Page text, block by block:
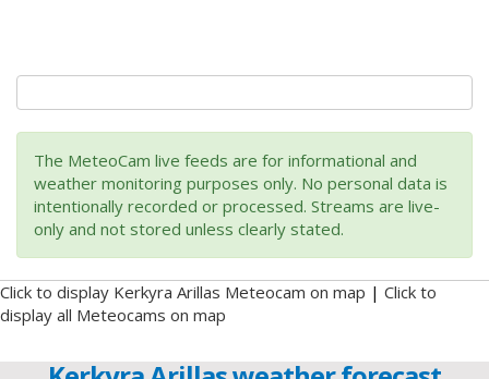
The MeteoCam live feeds are for informational and
weather monitoring purposes only. No personal data is
intentionally recorded or processed. Streams are live-
only and not stored unless clearly stated.
Click to display Kerkyra Arillas Meteocam on map | Click to
display all Meteocams on map